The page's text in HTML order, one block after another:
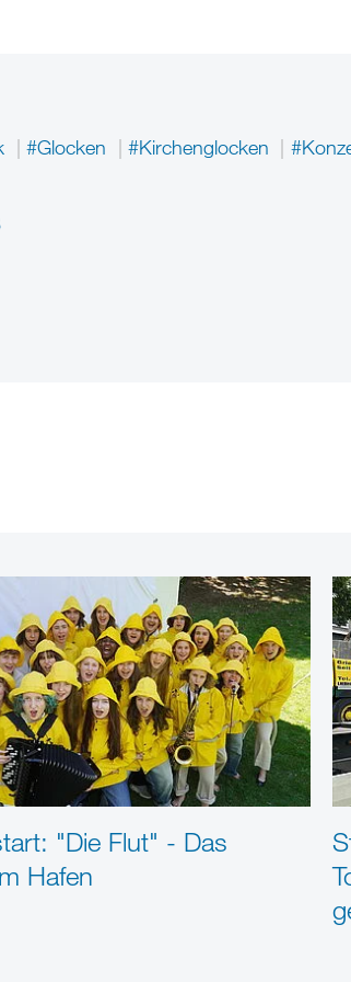
#Glocken #Kirchenglocken
"Die Flut" - Das
Hafen